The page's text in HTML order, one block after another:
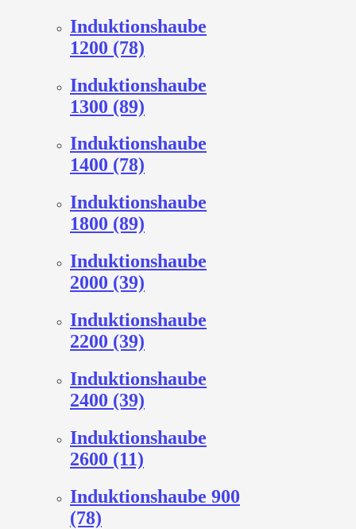
Induktionshaube
1200 (78)
Induktionshaube
1300 (89)
Induktionshaube
1400 (78)
Induktionshaube
1800 (89)
Induktionshaube
2000 (39)
Induktionshaube
2200 (39)
Induktionshaube
2400 (39)
Induktionshaube
2600 (11)
Induktionshaube 900
(78)